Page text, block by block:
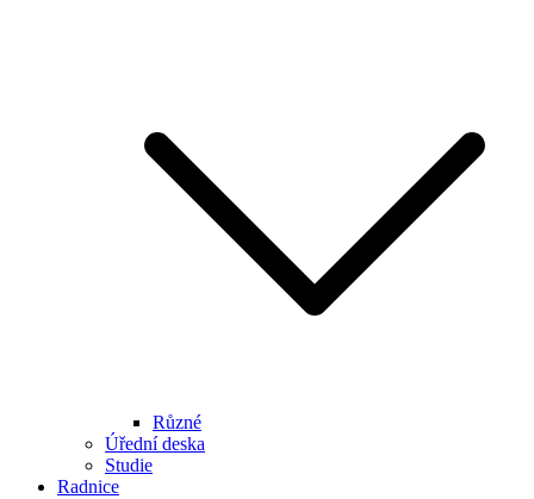
Různé
Úřední deska
Studie
Radnice